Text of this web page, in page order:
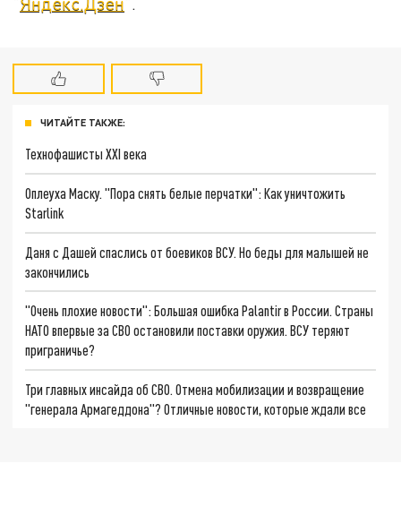
ЧИТАЙТЕ ТАКЖЕ:
Технофашисты XXI века
Оплеуха Маску. "Пора снять белые перчатки": Как уничтожить
Starlink
Даня с Дашей спаслись от боевиков ВСУ. Но беды для малышей не
закончились
"Очень плохие новости": Большая ошибка Palantir в России. Страны
НАТО впервые за СВО остановили поставки оружия. ВСУ теряют
приграничье?
Три главных инсайда об СВО. Отмена мобилизации и возвращение
"генерала Армагеддона"? Отличные новости, которые ждали все